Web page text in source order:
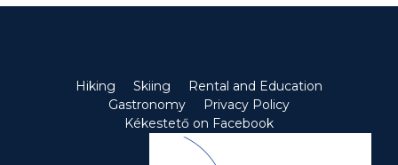
Hiking Skiing
Rental and Education
Gastronomy
Privacy Policy
Kékestető on Facebook